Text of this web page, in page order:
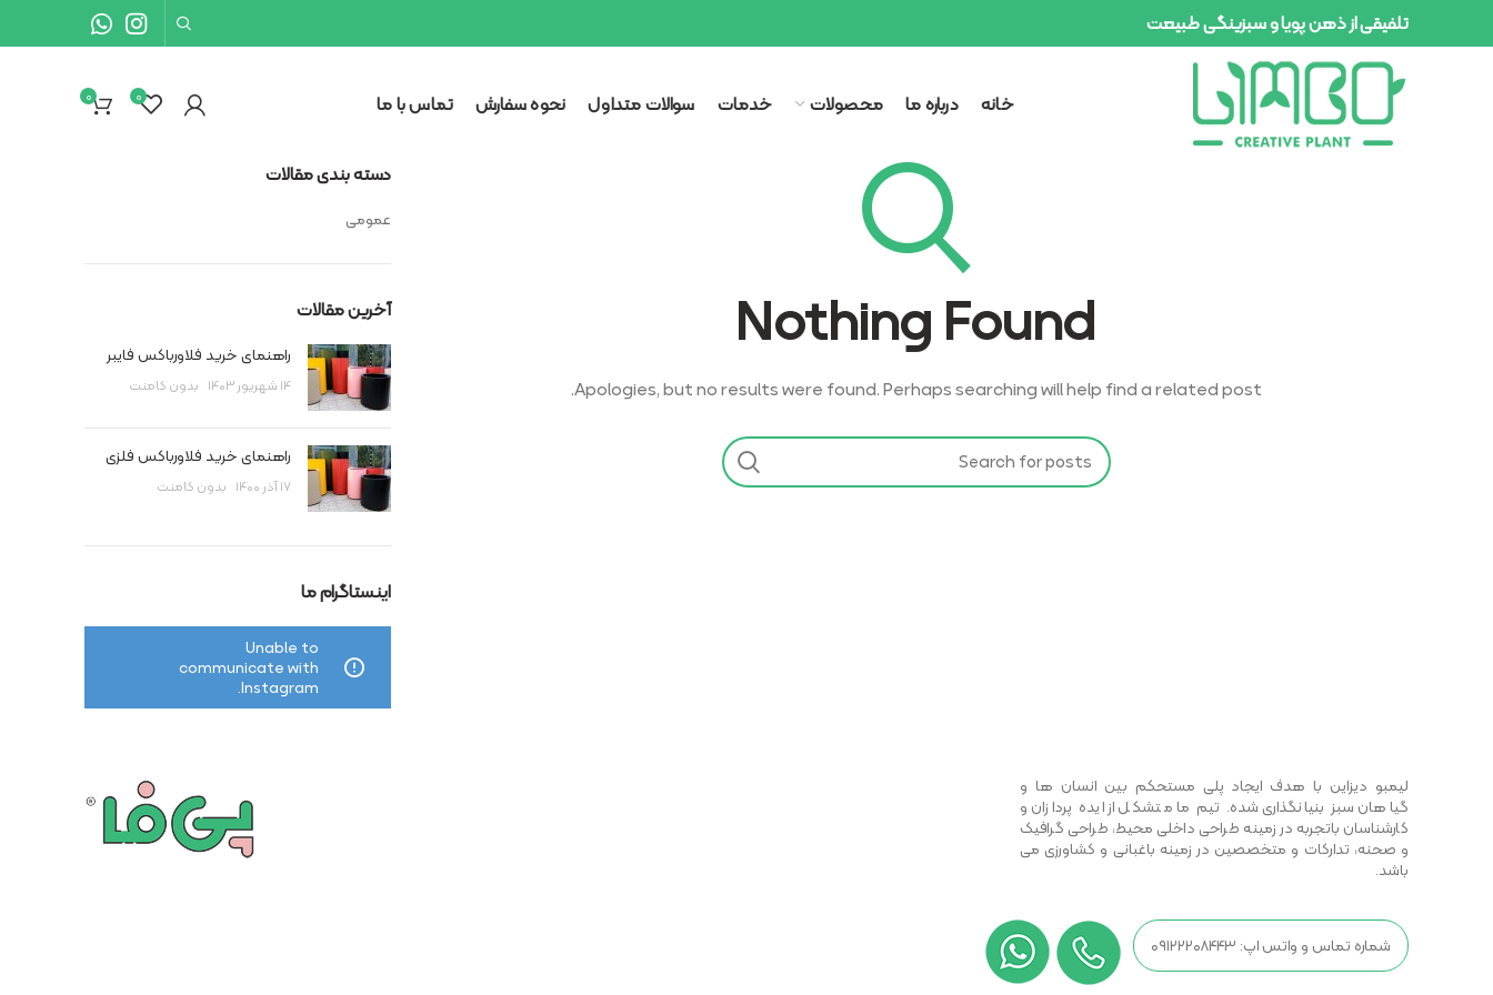
تلفیقی از ذهن پویا و سبزینگی طبیعت
خانه درباره ما محصولات خدمات سوالات متداول نحوه سفارش تماس با ما ۰ ۰
Nothing Found
Apologies, but no results were found. Perhaps searching will help find a related post.
دسته بندی مقالات
عمومی
آخرین مقالات
راهنمای خرید فلاورباکس فایبر
۱۴ شهریور ۱۴۰۳ بدون کامنت
راهنمای خرید فلاورباکس فلزی
۱۷ آذر ۱۴۰۰ بدون کامنت
اینستاگرام ما
Unable to
communicate with
Instagram.
لیمبو دیزاین با هدف ایجاد پلی مستحکم بین انسان ها و
گیاهان سبز بنیانگذاری شده. تیم ما متشکل از ایده پردازان و
کارشناسان باتجربه در زمینه طراحی داخلی محیط، طراحی گرافیک
و صحنه، تدارکات و متخصصین در زمینه باغبانی و کشاورزی می
باشد.
شماره تماس و واتس اپ: ۰۹۱۲۲۲۰۸۴۴۳